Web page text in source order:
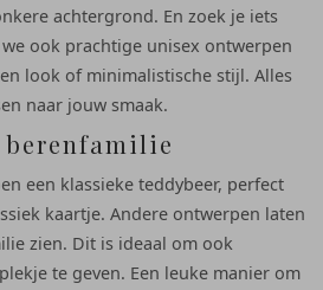
achtergrond. En zoek je iets
ook prachtige unisex ontwerpen
look of minimalistische stijl. Alles
naar jouw smaak.
een klassieke teddybeer, perfect
kaartje. Andere ontwerpen laten
zien. Dit is ideaal om ook
te geven. Een leuke manier om